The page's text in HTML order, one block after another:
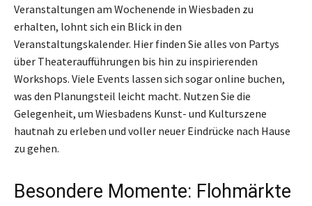
Veranstaltungen am Wochenende in Wiesbaden zu
erhalten, lohnt sich ein Blick in den
Veranstaltungskalender. Hier finden Sie alles von Partys
über Theateraufführungen bis hin zu inspirierenden
Workshops. Viele Events lassen sich sogar online buchen,
was den Planungsteil leicht macht. Nutzen Sie die
Gelegenheit, um Wiesbadens Kunst- und Kulturszene
hautnah zu erleben und voller neuer Eindrücke nach Hause
zu gehen.
Besondere Momente: Flohmärkte